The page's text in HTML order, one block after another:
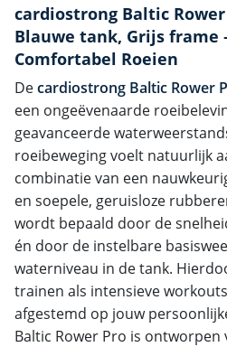
cardiostrong Baltic
Blauwe tank, Grijs frame
Comfortabel Roeien
Decardiostrong Baltic Rower
een ongeëvenaarde
geavanceerde
roeibeweging voelt natuurlijk
combinatie van een
en soepele, geruisloze
wordt bepaald door de
én door de instelbare
waterniveau in de tank.
trainen als intensieve
afgestemd op jouw
Baltic Rower Pro is